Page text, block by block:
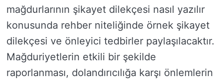
mağdurlarının şikayet dilekçesi nasıl yazılır
konusunda rehber niteliğinde örnek şikayet
dilekçesi ve önleyici tedbirler paylaşılacaktır.
Mağduriyetlerin etkili bir şekilde
raporlanması, dolandırıcılığa karşı önlemlerin